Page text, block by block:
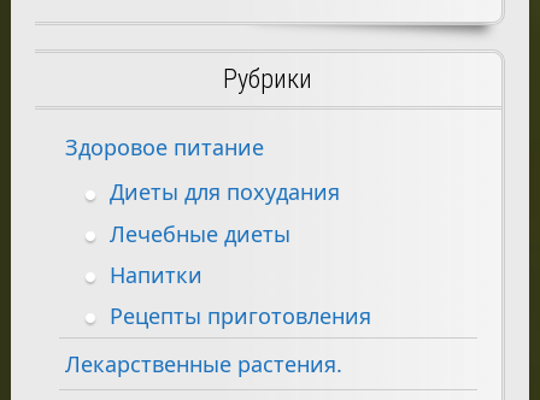
Рубрики
Здоровое питание
Диеты для похудания
Лечебные диеты
Напитки
Рецепты приготовления
Лекарственные растения.